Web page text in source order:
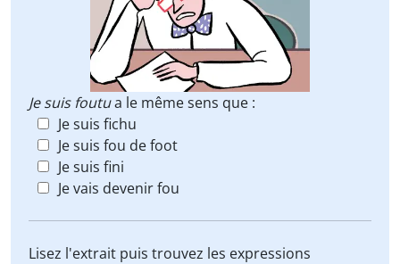
Je suis foutua le même sens que :
Je suis fichu
Je suis fou de foot
Je suis fini
Je vais devenir fou
Lisez l'extrait puis trouvez les expressions